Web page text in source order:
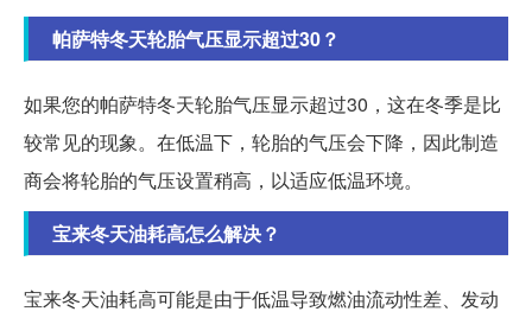
帕萨特冬天轮胎气压显示超过30？
如果您的帕萨特冬天轮胎气压显示超过30，这在冬季是比
较常见的现象。在低温下，轮胎的气压会下降，因此制造
商会将轮胎的气压设置稍高，以适应低温环境。
宝来冬天油耗高怎么解决？
宝来冬天油耗高可能是由于低温导致燃油流动性差、发动